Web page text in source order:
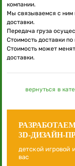
компании.
Мы связываемся с ним
доставки.
Передача груза
Стоимость доставки
Стоимость может
доставки.
вернуться в
3D-ДИЗАЙН-
детской игровой
вас